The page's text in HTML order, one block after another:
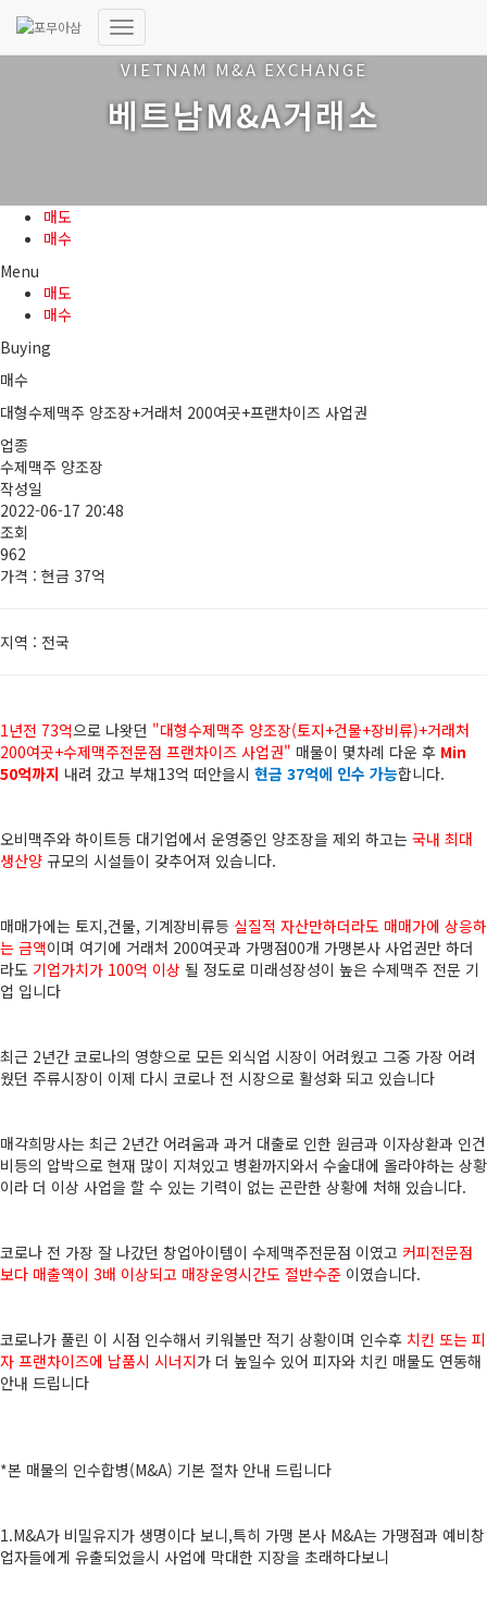
내
비
이
션
VIETNAM M&A EXCHANGE
베트남M&A거래소
매도
매수
Menu
매도
매수
Buying
매수
대형수제맥주 양조장+거래처 200여곳+프랜차이즈 사업권
업종
수제맥주 양조장
작성일
2022-06-17 20:48
조회
962
가격 : 현금 37억
지역 : 전국
1년전 73억으로 나왓던 "대형수제맥주 양조장(토지+건물+장비류)+거래처
200여곳+수제맥주전문점 프랜차이즈 사업권" 매물이 몇차례 다운 후 Min
50억까지 내려 갔고 부채13억 떠안을시 현금 37억에 인수 가능합니다.
오비맥주와 하이트등 대기업에서 운영중인 양조장을 제외 하고는 국내 최대
생산양 규모의 시설들이 갖추어져 있습니다.
매매가에는 토지,건물, 기계장비류등 실질적 자산만하더라도 매매가에 상응하
는 금액이며 여기에 거래처 200여곳과 가맹점00개 가맹본사 사업권만 하더
라도 기업가치가 100억 이상 될 정도로 미래성장성이 높은 수제맥주 전문 기
업 입니다
최근 2년간 코로나의 영향으로 모든 외식업 시장이 어려웠고 그중 가장 어려
웠던 주류시장이 이제 다시 코로나 전 시장으로 활성화 되고 있습니다
매각희망사는 최근 2년간 어려움과 과거 대출로 인한 원금과 이자상환과 인건
비등의 압박으로 현재 많이 지쳐있고 병환까지와서 수술대에 올라야하는 상황
이라 더 이상 사업을 할 수 있는 기력이 없는 곤란한 상황에 처해 있습니다.
코로나 전 가장 잘 나갔던 창업아이템이 수제맥주전문점 이였고 커피전문점
보다 매출액이 3배 이상되고 매장운영시간도 절반수준 이였습니다.
코로나가 풀린 이 시점 인수해서 키워볼만 적기 상황이며 인수후 치킨 또는 피
자 프랜차이즈에 납품시 시너지가 더 높일수 있어 피자와 치킨 매물도 연동해
안내 드립니다
*본 매물의 인수합병(M&A) 기본 절차 안내 드립니다
1.M&A가 비밀유지가 생명이다 보니,특히 가맹 본사 M&A는 가맹점과 예비창
업자들에게 유출되었을시 사업에 막대한 지장을 초래하다보니